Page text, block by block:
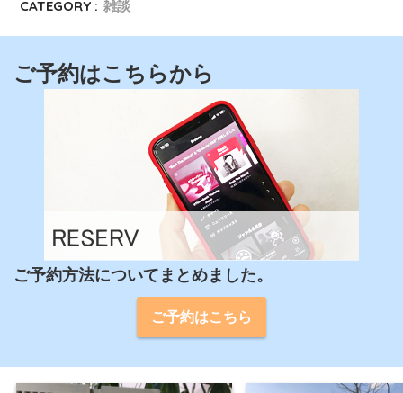
CATEGORY : 雑談
ご予約はこちらから
ご予約方法についてまとめました。
ご予約はこちら